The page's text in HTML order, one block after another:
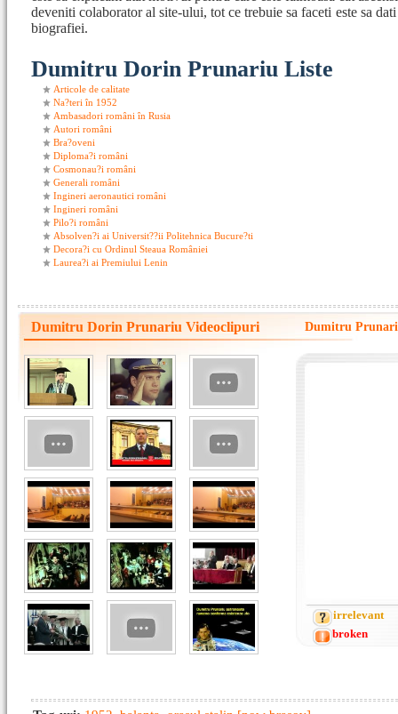
deveniti colaborator al site-ului, tot ce trebuie sa faceti este sa
biografiei.
Dumitru Dorin Prunariu Liste
Articole de calitate
Na?teri în 1952
Ambasadori români în Rusia
Autori români
Bra?oveni
Diploma?i români
Cosmonau?i români
Generali români
Ingineri aeronautici români
Ingineri români
Pilo?i români
Absolven?i ai Universit??ii Politehnica Bucure?ti
Decora?i cu Ordinul Steaua României
Laurea?i ai Premiului Lenin
Dumitru Dorin Prunariu Videoclipuri Dumitru
irrelevant
broken